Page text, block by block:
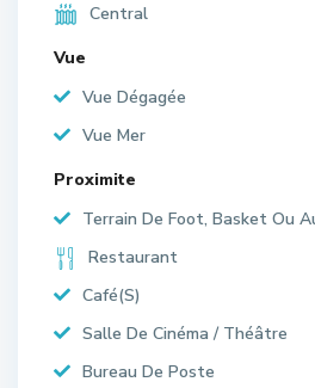
Central
Vue
Vue Dégagée
Vue Mer
Proximite
Terrain De Foot, Basket Ou
Restaurant
Café(S)
Salle De Cinéma / Théâtre
Bureau De Poste